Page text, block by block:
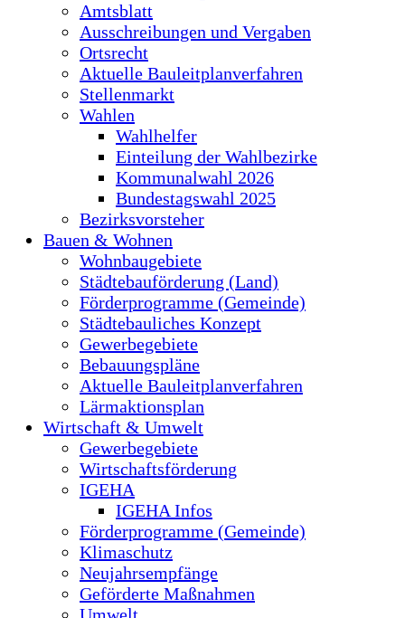
Amtsblatt
Ausschreibungen und Vergaben
Ortsrecht
Aktuelle Bauleitplanverfahren
Stellenmarkt
Wahlen
Wahlhelfer
Einteilung der Wahlbezirke
Kommunalwahl 2026
Bundestagswahl 2025
Bezirksvorsteher
Bauen & Wohnen
Wohnbaugebiete
Städtebauförderung (Land)
Förderprogramme (Gemeinde)
Städtebauliches Konzept
Gewerbegebiete
Bebauungspläne
Aktuelle Bauleitplanverfahren
Lärmaktionsplan
Wirtschaft & Umwelt
Gewerbegebiete
Wirtschaftsförderung
IGEHA
IGEHA Infos
Förderprogramme (Gemeinde)
Klimaschutz
Neujahrsempfänge
Geförderte Maßnahmen